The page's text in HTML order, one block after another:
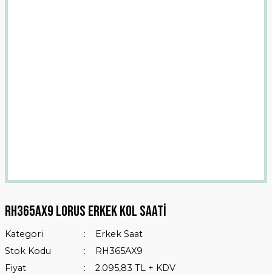
RH365AX9 Lorus Erkek Kol Saati
Kategori
Erkek Saat
Stok Kodu
RH365AX9
Fiyat
2.095,83 TL + KDV